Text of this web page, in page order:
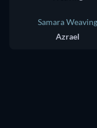
Samara Weaving
Azrael